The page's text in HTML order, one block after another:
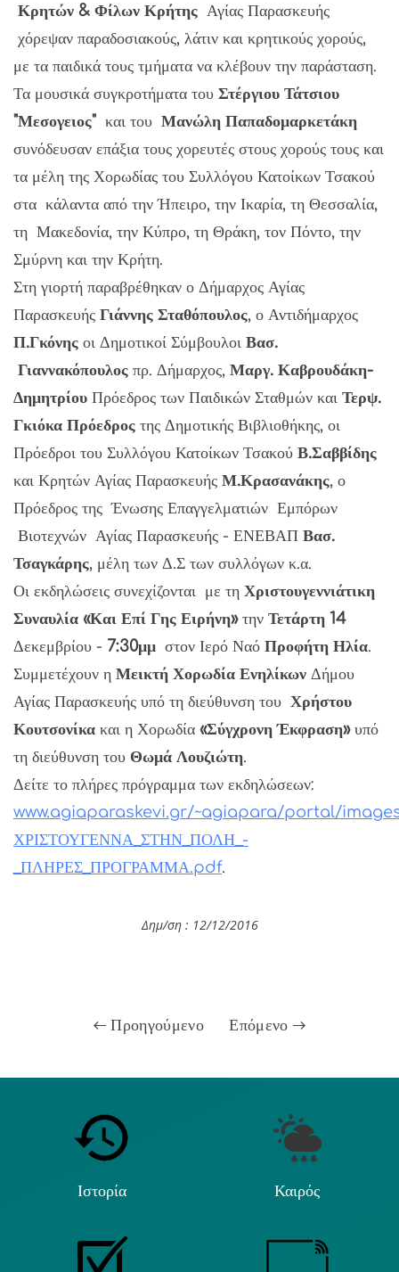
Κρητών & Φίλων Κρήτης Αγίας Παρασκευής
χόρεψαν παραδοσιακούς, λάτιν και κρητικούς χορούς,
με τα παιδικά τους τμήματα να κλέβουν την παράσταση.
Τα μουσικά συγκροτήματα του Στέργιου Τάτσιου
"Μεσογειος" και του Μανώλη Παπαδομαρκετάκη
συνόδευσαν επάξια τους χορευτές στους χορούς τους και
τα μέλη της Χορωδίας του Συλλόγου Κατοίκων Τσακού
στα κάλαντα από την Ήπειρο, την Ικαρία, τη Θεσσαλία,
τη Μακεδονία, την Κύπρο, τη Θράκη, τον Πόντο, την
Σμύρνη και την Κρήτη.
Στη γιορτή παραβρέθηκαν ο Δήμαρχος Αγίας
Παρασκευής Γιάννης Σταθόπουλος, ο Αντιδήμαρχος
Π.Γκόνης οι Δημοτικοί Σύμβουλοι Βασ.
Γιαννακόπουλος πρ. Δήμαρχος, Μαργ. Καβρουδάκη-
Δημητρίου Πρόεδρος των Παιδικών Σταθμών και Τερψ.
Γκιόκα Πρόεδρος της Δημοτικής Βιβλιοθήκης, οι
Πρόεδροι του Συλλόγου Κατοίκων Τσακού Β.Σαββίδης
και Κρητών Αγίας Παρασκευής Μ.Κρασανάκης, ο
Πρόεδρος της Ένωσης Επαγγελματιών Εμπόρων
Βιοτεχνών Αγίας Παρασκευής - ΕΝΕΒΑΠ Βασ.
Τσαγκάρης, μέλη των Δ.Σ των συλλόγων κ.α.
Οι εκδηλώσεις συνεχίζονται με τη Χριστουγεννιάτικη
Συναυλία «Και Επί Γης Ειρήνη»την Τετάρτη 14
Δεκεμβρίου - 7:30μμ στον Ιερό Ναό Προφήτη Ηλία.
Συμμετέχουν η Μεικτή Χορωδία Ενηλίκων Δήμου
Αγίας Παρασκευής υπό τη διεύθυνση του Χρήστου
Κουτσονίκα και η Χορωδία «Σύγχρονη Έκφραση»υπό
τη διεύθυνση του Θωμά Λουζιώτη.
Δείτε το πλήρες πρόγραμμα των εκδηλώσεων:
www.agiaparaskevi.gr/~agiapara/portal/
ΧΡΙΣΤΟΥΓΕΝΝΑ_ΣΤΗΝ_ΠΟΛΗ_-
_ΠΛΗΡΕΣ_ΠΡΟΓΡΑΜΜΑ.pdf.
Δημ/ση : 12/12/2016
Προηγούμενο Επόμενο
Ιστορία Καιρός